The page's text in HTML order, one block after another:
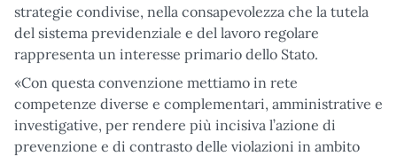
strategie condivise, nella consapevolezza che la tutela
del sistema previdenziale e del lavoro regolare
rappresenta un interesse primario dello Stato.
«Con questa convenzione mettiamo in rete
competenze diverse e complementari, amministrative e
investigative, per rendere più incisiva l’azione di
prevenzione e di contrasto delle violazioni in ambito